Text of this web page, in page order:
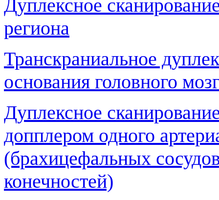
Дуплексное
региона
Транскраниальное
основания головного
Дуплексное
допплером одного
(брахицефальных
конечностей)